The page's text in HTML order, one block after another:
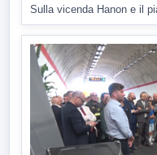
Sulla vicenda Hanon e il